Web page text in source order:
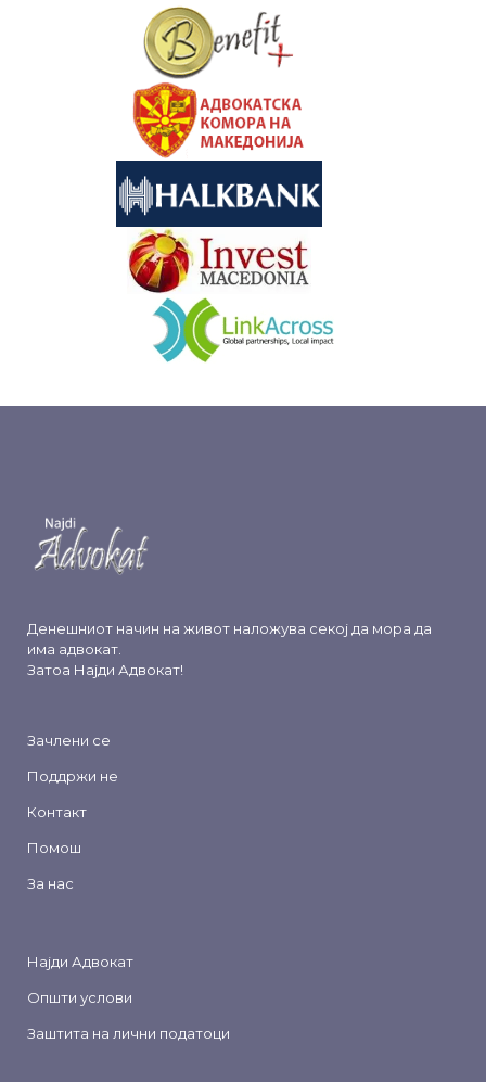
Денешниот начин на живот наложува секој да мора да
има адвокат.
Затоа Најди Адвокат!
Зачлени се
Поддржи не
Контакт
Помош
За нас
Најди Адвокат
Општи услови
Заштита на лични податоци